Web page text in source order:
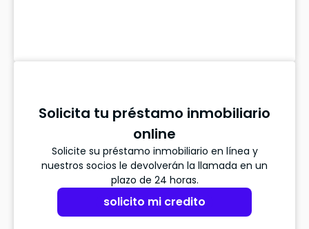
Solicita tu préstamo inmobiliario
online
Solicite su préstamo inmobiliario en línea y
nuestros socios le devolverán la llamada en un
plazo de 24 horas.
solicito mi credito